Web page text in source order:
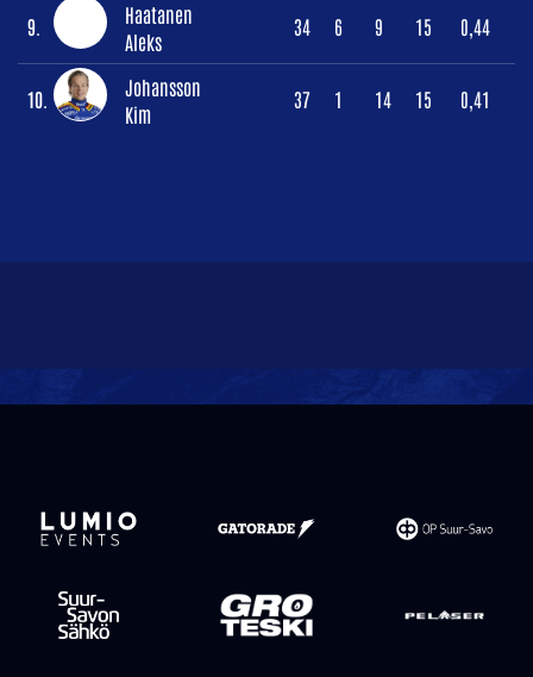
9.
Haatanen
Aleks
34 6 9 15 0,44
10.
Johansson
Kim
37 1 14 15 0,41